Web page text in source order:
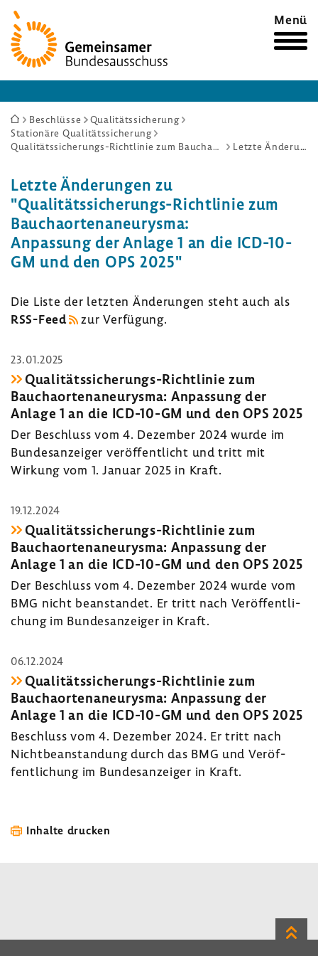
Zur
Startseite
Menü
Sie
sind
hier:
Beschlüsse
Qualitätssicherung
Stationäre Qualitätssicherung
Qualitätssicherungs-Richtlinie zum Bauchaortenaneurysma: Anpassung der Anlage 1 an die ICD-10-GM und den OPS 2025
Letzte Änderungen
Letzte Ände­rungen zu
"Qualitätssicherungs-​Richtlinie zum
Baucha­or­ten­an­eu­rysma:
Anpas­sung der Anlage 1 an die ICD-​10-
GM und den OPS 2025"
Die Liste der letzten Ände­rungen steht auch als
RSS-​Feed
zur Verfü­gung.
23.01.2025
Qualitätssicherungs-​Richtlinie zum
Baucha­or­ten­an­eu­rysma: Anpas­sung der
Anlage 1 an die ICD-​10-GM und den OPS 2025
Der Beschluss vom 4. Dezember 2024 wurde im
Bundes­an­zeiger veröf­fent­licht und tritt mit
Wirkung vom 1. Januar 2025 in Kraft.
19.12.2024
Qualitätssicherungs-​Richtlinie zum
Baucha­or­ten­an­eu­rysma: Anpas­sung der
Anlage 1 an die ICD-​10-GM und den OPS 2025
Der Beschluss vom 4. Dezember 2024 wurde vom
BMG nicht bean­standet. Er tritt nach Veröf­fent­li­
chung im Bundes­an­zeiger in Kraft.
06.12.2024
Qualitätssicherungs-​Richtlinie zum
Baucha­or­ten­an­eu­rysma: Anpas­sung der
Anlage 1 an die ICD-​10-GM und den OPS 2025
Beschluss vom 4. Dezember 2024. Er tritt nach
Nicht­be­an­stan­dung durch das BMG und Veröf­
fent­li­chung im Bundes­an­zeiger in Kraft.
Inhalte drucken
Zum